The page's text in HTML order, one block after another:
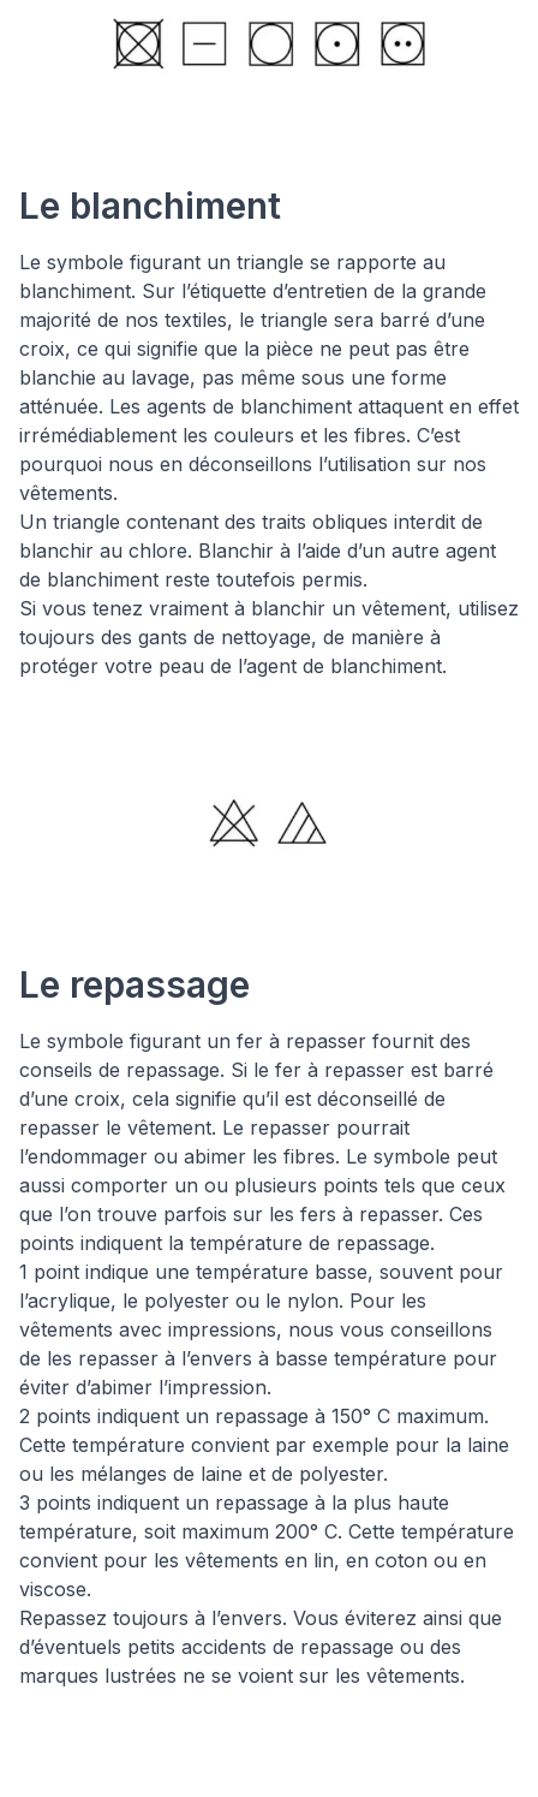
Le blanchiment
Le symbole figurant un triangle se rapporte au
blanchiment. Sur l’étiquette d’entretien de la grande
majorité de nos textiles, le triangle sera barré d’une
croix, ce qui signifie que la pièce ne peut pas être
blanchie au lavage, pas même sous une forme
atténuée. Les agents de blanchiment attaquent en effet
irrémédiablement les couleurs et les fibres. C’est
pourquoi nous en déconseillons l’utilisation sur nos
vêtements.
Un triangle contenant des traits obliques interdit de
blanchir au chlore. Blanchir à l’aide d’un autre agent
de blanchiment reste toutefois permis.
Si vous tenez vraiment à blanchir un vêtement, utilisez
toujours des gants de nettoyage, de manière à
protéger votre peau de l’agent de blanchiment.
Le repassage
Le symbole figurant un fer à repasser fournit des
conseils de repassage. Si le fer à repasser est barré
d’une croix, cela signifie qu’il est déconseillé de
repasser le vêtement. Le repasser pourrait
l’endommager ou abimer les fibres. Le symbole peut
aussi comporter un ou plusieurs points tels que ceux
que l’on trouve parfois sur les fers à repasser. Ces
points indiquent la température de repassage.
1 point indique une température basse, souvent pour
l’acrylique, le polyester ou le nylon. Pour les
vêtements avec impressions, nous vous conseillons
de les repasser à l’envers à basse température pour
éviter d’abimer l’impression.
2 points indiquent un repassage à 150° C maximum.
Cette température convient par exemple pour la laine
ou les mélanges de laine et de polyester.
3 points indiquent un repassage à la plus haute
température, soit maximum 200° C. Cette température
convient pour les vêtements en lin, en coton ou en
viscose.
Repassez toujours à l’envers. Vous éviterez ainsi que
d’éventuels petits accidents de repassage ou des
marques lustrées ne se voient sur les vêtements.